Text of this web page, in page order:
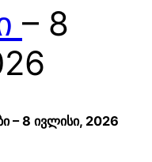
– 8
– 8 ივლისი, 2026